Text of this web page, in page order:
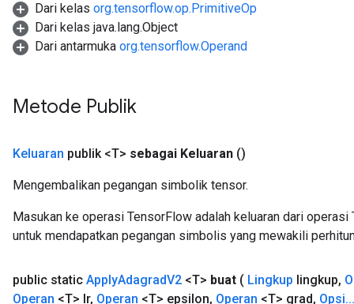
Dari kelas org.tensorflow.op.PrimitiveOp
Dari kelas java.lang.Object
Dari antarmuka org.tensorflow.Operand
Metode Publik
Keluaran publik <T> sebagai Keluaran ()
Mengembalikan pegangan simbolik tensor.
Masukan ke operasi TensorFlow adalah keluaran dari
untuk mendapatkan pegangan simbolis yang mewakili
public static ApplyAdagradV2 <T> buat ( Lingkup lingkup,
Operan <T> lr, Operan <T> epsilon, Operan <T> grad, Opsi...